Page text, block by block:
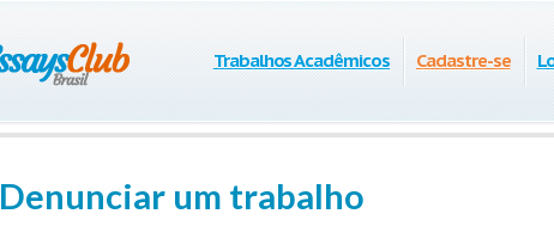
Trabalhos Acadêmicos Cadastre-se
Denunciar um trabalho